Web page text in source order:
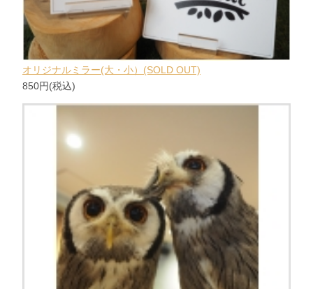
オリジナルミラー(大・小）(SOLD OUT)
850円(税込)